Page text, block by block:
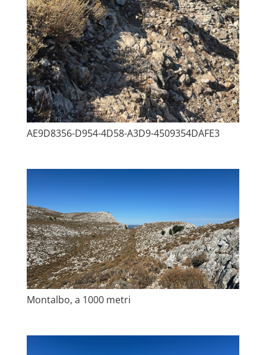
AE9D8356-D954-4D58-A3D9-4509354DAFE3
Montalbo, a 1000 metri